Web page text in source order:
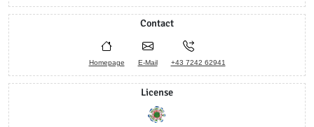
Contact
Homepage E-Mail +43 7242 62941
License